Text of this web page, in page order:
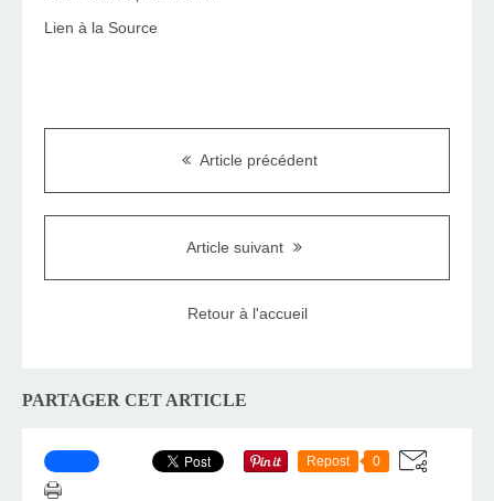
Lien à la Source
Article précédent
Article suivant
Retour à l'accueil
PARTAGER CET ARTICLE
Repost 0